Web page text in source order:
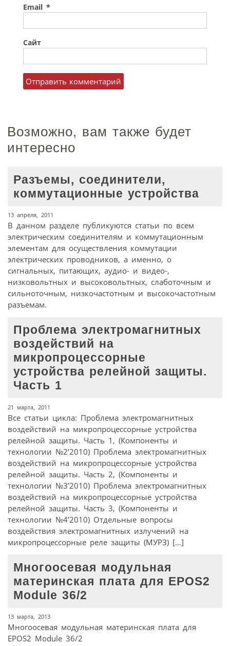
Email *
Сайт
Возможно, вам также будет
интересно
Разъемы, соединители,
коммутационные устройства
13 апреля, 2011
В данном разделе публикуются статьи по всем
электрическим соединителям и коммутационным
элементам для осуществления коммутации
электрических проводников, а именно, о
сигнальных, питающих, аудио- и видео-,
низковольтных и высоковольтных, слаботочным и
сильноточным, низкочастотным и высокочастотным
разъемам.
Проблема электромагнитных
воздействий на
микропроцессорные
устройства релейной защиты.
Часть 1
21 марта, 2011
Все статьи цикла: Проблема электромагнитных
воздействий на микропроцессорные устройства
релейной защиты. Часть 1, (Компоненты и
технологии №2’2010) Проблема электромагнитных
воздействий на микропроцессорные устройства
релейной защиты. Часть 2, (Компоненты и
технологии №3’2010) Проблема электромагнитных
воздействий на микропроцессорные устройства
релейной защиты. Часть 3, (Компоненты и
технологии №4’2010) Отдельные вопросы
воздействия электромагнитных излучений на
микропроцессорные реле защиты (МУРЗ) […]
Многоосевая модульная
материнская плата для EPOS2
Module 36/2
13 марта, 2013
Многоосевая модульная материнская плата для
EPOS2 Module 36/2